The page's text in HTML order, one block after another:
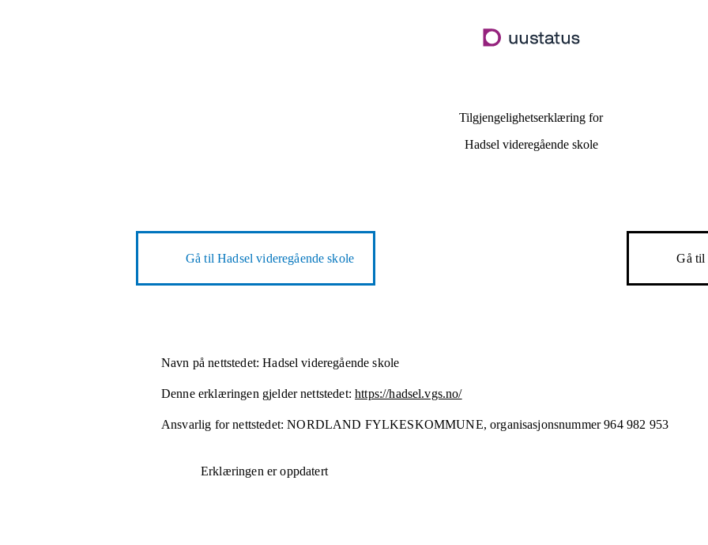
hovedinnhold
Tilgjengelighetserklæring for
Hadsel videregående skole
Gå tilHadsel videregående skole Gå til
Navn på nettstedet: Hadsel videregående skole
Denne erklæringen gjelder nettstedet: https://hadsel.vgs.no/
Ansvarlig for nettstedet: NORDLAND FYLKESKOMMUNE,organisasjonsnummer 964 982 953
Erklæringen er oppdatert